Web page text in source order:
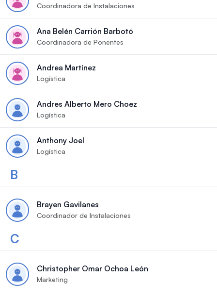
Coordinadora de Instalaciones
Ana Belén Carrión Barbotó
Coordinadora de Ponentes
Andrea Martínez
Logística
Andres Alberto Mero Choez
Logística
Anthony Joel
Logística
B
Brayen Gavilanes
Coordinador de Instalaciones
C
Christopher Omar Ochoa León
Marketing